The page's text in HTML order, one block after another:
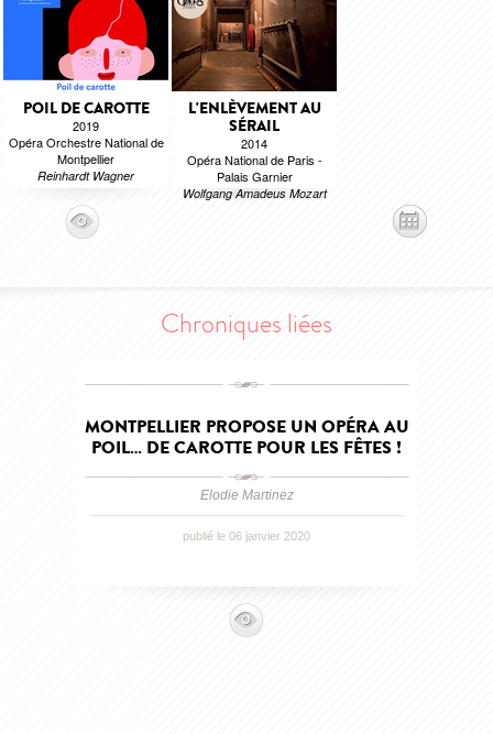
POIL DE CAROTTE
2019
Opéra Orchestre National de
Montpellier
Reinhardt Wagner
L'ENLÈVEMENT AU
SÉRAIL
2014
Opéra National de Paris -
Palais Garnier
Wolfgang Amadeus Mozart
Chroniques liées
MONTPELLIER PROPOSE UN OPÉRA AU
POIL… DE CAROTTE POUR LES FÊTES !
Elodie Martinez
publié le 06 janvier 2020